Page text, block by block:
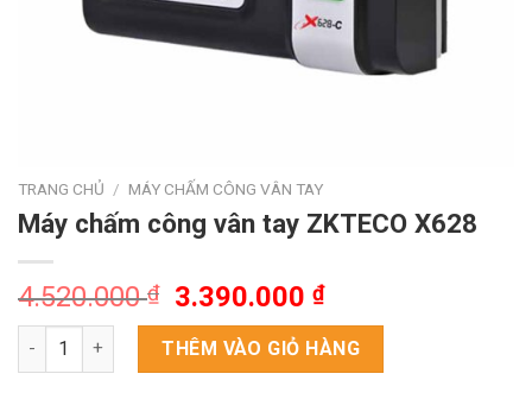
TRANG CHỦ / MÁY CHẤM CÔNG VÂN TAY
Máy chấm công vân tay ZKTECO X628
4.520.000₫
Giá
gốc
là:
4.520.000 ₫.
3.390.000₫Giá
hiện
tại
là:
Máy chấm công vân tay ZKTECO X628 số lượng
THÊM VÀO GIỎ HÀNG